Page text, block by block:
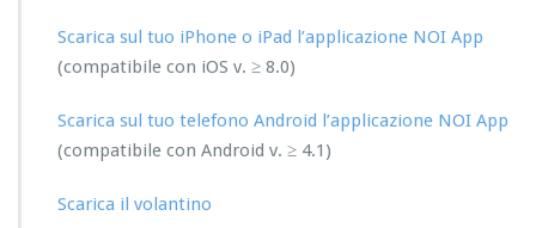
Scarica sul tuo iPhone o iPad l’applicazione NOI App
(compatibile con iOS v. ≥ 8.0)
Scarica sul tuo telefono Android l’applicazione NOI App
(compatibile con Android v. ≥ 4.1)
Scarica il volantino